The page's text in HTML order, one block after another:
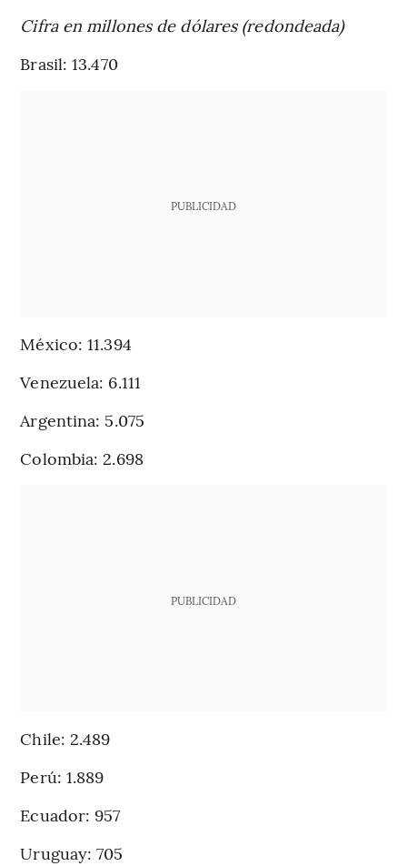
Cifra en millones de dólares (redondeada)
Brasil: 13.470
PUBLICIDAD
México: 11.394
Venezuela: 6.111
Argentina: 5.075
Colombia: 2.698
PUBLICIDAD
Chile: 2.489
Perú: 1.889
Ecuador: 957
Uruguay: 705